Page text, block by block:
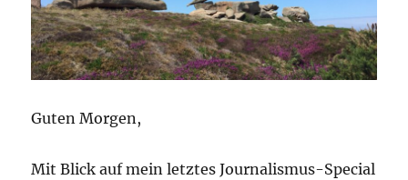
Guten Morgen,
Mit Blick auf mein letztes Journalismus-Special